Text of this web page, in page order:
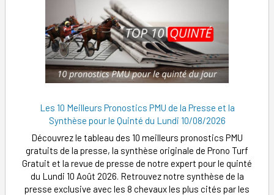
Les 10 Meilleurs Pronostics PMU de la Presse et la
Synthèse pour le Quinté du Lundi 10/08/2026
Découvrez le tableau des 10 meilleurs pronostics PMU
gratuits de la presse, la synthèse originale de Prono Turf
Gratuit et la revue de presse de notre expert pour le quinté
du Lundi 10 Août 2026. Retrouvez notre synthèse de la
presse exclusive avec les 8 chevaux les plus cités par les